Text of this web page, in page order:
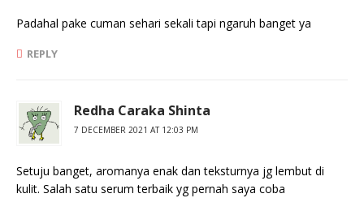
Padahal pake cuman sehari sekali tapi ngaruh banget ya
REPLY
Redha Caraka Shinta
7 DECEMBER 2021 AT 12:03 PM
Setuju banget, aromanya enak dan teksturnya jg lembut di
kulit. Salah satu serum terbaik yg pernah saya coba